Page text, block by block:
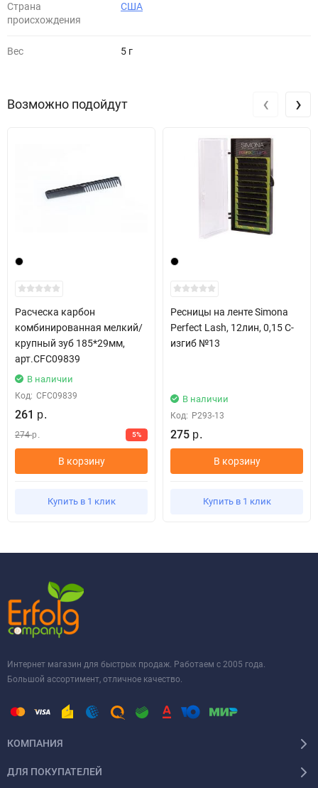
Страна
происхождения
США
Вес 5 г
Возможно подойдут
Расческа карбон
комбинированная мелкий/
крупный зуб 185*29мм,
арт.CFC09839
В наличии
Код: CFC09839
261 р.
274 р. 5%
В корзину
Купить в 1 клик
Ресницы на ленте Simona
Perfect Lash, 12лин, 0,15 C-
изгиб №13
В наличии
Код: Р293-13
275 р.
В корзину
Купить в 1 клик
‹ ›
Интернет магазин для быстрых продаж. Работаем с 2005 года.
Большой ассортимент, отличное качество.
КОМПАНИЯ
ДЛЯ ПОКУПАТЕЛЕЙ